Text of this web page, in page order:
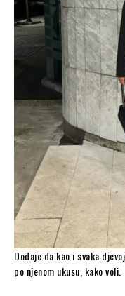
Dodaje da kao i svaka
po njenom ukusu, kako voli.